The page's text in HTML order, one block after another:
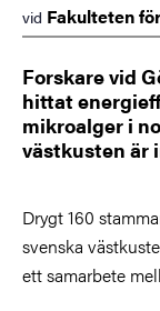
vid Fakulteten
Forskare vid
hittat
mikroalger i
västkusten är
Drygt 160
svenska
ett samarbete